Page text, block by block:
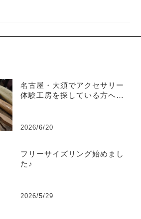
名古屋・大須でアクセサリー
体験工房を探している方へ｜a
2026/6/20
フリーサイズリング始めまし
た♪
2026/5/29